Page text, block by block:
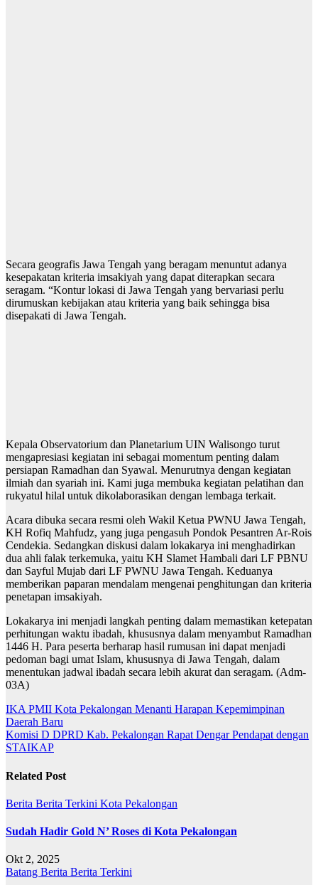
Secara geografis Jawa Tengah yang beragam menuntut adanya
kesepakatan kriteria imsakiyah yang dapat diterapkan secara
seragam. “Kontur lokasi di Jawa Tengah yang bervariasi perlu
dirumuskan kebijakan atau kriteria yang baik sehingga bisa
disepakati di Jawa Tengah.
Kepala Observatorium dan Planetarium UIN Walisongo turut
mengapresiasi kegiatan ini sebagai momentum penting dalam
persiapan Ramadhan dan Syawal. Menurutnya dengan kegiatan
ilmiah dan syariah ini. Kami juga membuka kegiatan pelatihan dan
rukyatul hilal untuk dikolaborasikan dengan lembaga terkait.
Acara dibuka secara resmi oleh Wakil Ketua PWNU Jawa Tengah,
KH Rofiq Mahfudz, yang juga pengasuh Pondok Pesantren Ar-Rois
Cendekia. Sedangkan diskusi dalam lokakarya ini menghadirkan
dua ahli falak terkemuka, yaitu KH Slamet Hambali dari LF PBNU
dan Sayful Mujab dari LF PWNU Jawa Tengah. Keduanya
memberikan paparan mendalam mengenai penghitungan dan kriteria
penetapan imsakiyah.
Lokakarya ini menjadi langkah penting dalam memastikan ketepatan
perhitungan waktu ibadah, khususnya dalam menyambut Ramadhan
1446 H. Para peserta berharap hasil rumusan ini dapat menjadi
pedoman bagi umat Islam, khususnya di Jawa Tengah, dalam
menentukan jadwal ibadah secara lebih akurat dan seragam. (Adm-
03A)
Navigasi
pos
IKA PMII Kota Pekalongan Menanti Harapan Kepemimpinan
Daerah Baru
Komisi D DPRD Kab. Pekalongan Rapat Dengar Pendapat dengan
STAIKAP
Related Post
Berita Berita Terkini Kota Pekalongan
Sudah Hadir Gold N’ Roses di Kota Pekalongan
Okt 2, 2025
Batang Berita Berita Terkini